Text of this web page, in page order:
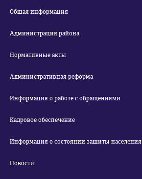
Общая информация
Администрация района
Нормативные акты
Административная реформа
Информация о работе с обращениями
Кадровое обеспечение
Информация о состоянии защиты населения
Новости